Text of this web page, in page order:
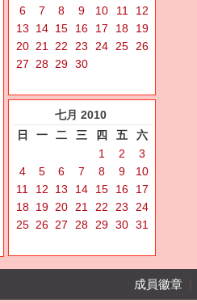
6
7 8 9 10 11
12
13
14 15 16 17 18
19
20 21 22 23 24 25
26
27
28 29 30
七月 2010
日
一 二 三 四 五
六
1
2
3
4
5 6 7 8 9
10
11
12 13 14 15 16
17
18 19 20 21 22 23
24
25 26 27 28 29 30 31
成員徽章|